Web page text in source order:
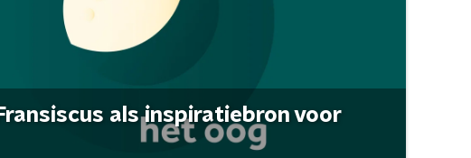
als inspiratiebron voor